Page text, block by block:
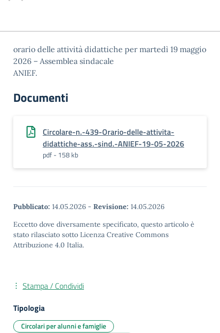
orario delle attività didattiche per martedì 19 maggio
2026 – Assemblea sindacale
ANIEF.
Documenti
Circolare-n.-439-Orario-delle-attivita-
didattiche-ass.-sind.-ANIEF-19-05-2026
pdf - 158 kb
Pubblicato: 14.05.2026 - Revisione: 14.05.2026
Eccetto dove diversamente specificato, questo articolo è
stato rilasciato sotto Licenza Creative Commons
Attribuzione 4.0 Italia.
Stampa / Condividi
Tipologia
Circolari per alunni e famiglie